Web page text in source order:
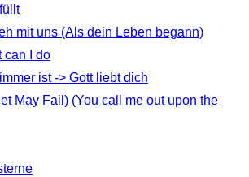
mit uns (Als dein Leben begann)
can I do
ist -> Gott liebt dich
May Fail) (You call me out upon the